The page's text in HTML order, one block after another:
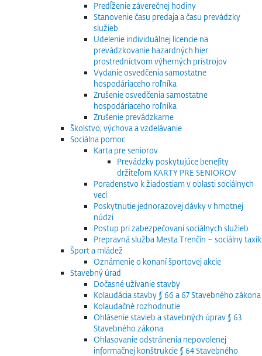
Predĺženie záverečnej hodiny
Stanovenie času predaja a času prevádzky
služieb
Udelenie individuálnej licencie na
prevádzkovanie hazardných hier
prostredníctvom výherných prístrojov
Vydanie osvedčenia samostatne
hospodáriaceho roľníka
Zrušenie osvedčenia samostatne
hospodáriaceho roľníka
Zrušenie prevádzkarne
Školstvo, výchova a vzdelávanie
Sociálna pomoc
Karta pre seniorov
Prevádzky poskytujúce benefity
držiteľom KARTY PRE SENIOROV
Poradenstvo k žiadostiam v oblasti sociálnych
vecí
Poskytnutie jednorazovej dávky v hmotnej
núdzi
Postup pri zabezpečovaní sociálnych služieb
Prepravná služba Mesta Trenčín – sociálny taxík
Šport a mládež
Oznámenie o konaní športovej akcie
Stavebný úrad
Dočasné užívanie stavby
Kolaudácia stavby § 66 a 67 Stavebného zákona
Kolaudačné rozhodnutie
Ohlásenie stavieb a stavebných úprav § 63
Stavebného zákona
Ohlasovanie odstránenia nepovolenej
informačnej konštrukcie § 64 Stavebného